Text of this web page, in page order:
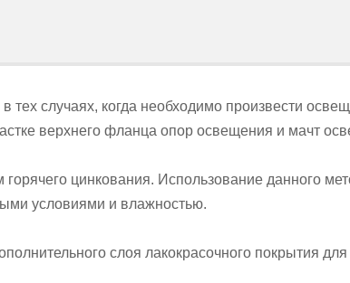
в тех случаях, когда необходимо произвести
верхнего фланца опор освещения и мачт
цинкования. Использование данного
условиями и влажностью.
слоя лакокрасочного покрытия